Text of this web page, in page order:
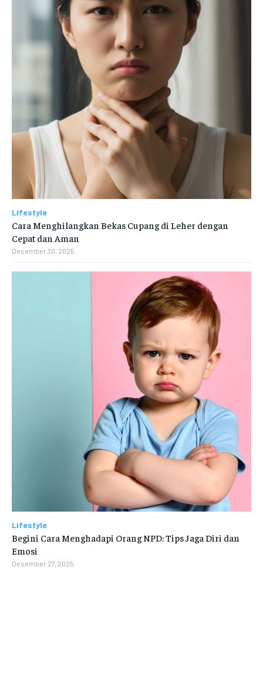
Lifestyle
Cara Menghilangkan Bekas Cupang di Leher dengan
Cepat dan Aman
Desember 30, 2025
Lifestyle
Begini Cara Menghadapi Orang NPD: Tips Jaga Diri dan
Emosi
Desember 27, 2025